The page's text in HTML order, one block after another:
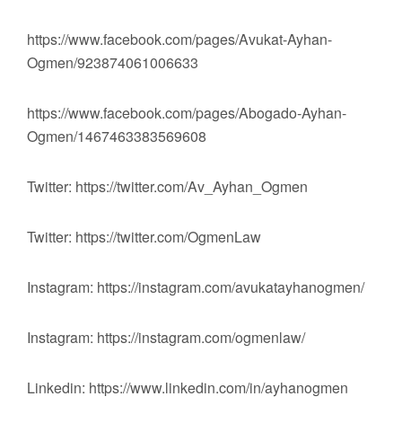
https://www.facebook.com/pages/Avukat-Ayhan-
Ogmen/923874061006633
https://www.facebook.com/pages/Abogado-Ayhan-
Ogmen/1467463383569608
Twitter: https://twitter.com/Av_Ayhan_Ogmen
Twitter: https://twitter.com/OgmenLaw
Instagram: https://instagram.com/avukatayhanogmen/
Instagram: https://instagram.com/ogmenlaw/
Linkedin: https://www.linkedin.com/in/ayhanogmen